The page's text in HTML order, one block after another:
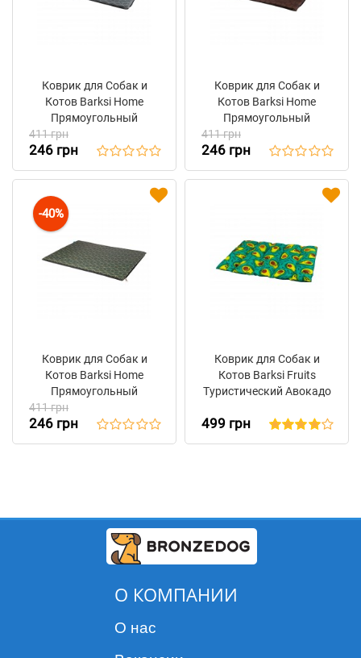
Коврик для Собак и
Котов Barksi Home
Прямоугольный
Геометрия Серый
411 грн
246 грн
Коврик для Собак и
Котов Barksi Home
Прямоугольный
Геометрия Коричневый
411 грн
246 грн
-40%
Коврик для Собак и
Котов Barksi Home
Прямоугольный
Геометрия Зелёный
411 грн
246 грн
Коврик для Собак и
Котов Barksi Fruits
Туристический Авокадо
499 грн
О КОМПАНИИ
О нас